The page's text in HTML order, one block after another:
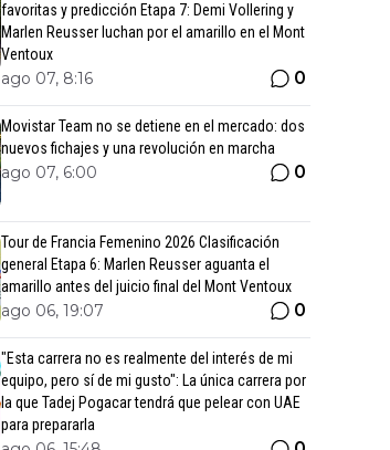
favoritas y predicción Etapa 7: Demi Vollering y
Marlen Reusser luchan por el amarillo en el Mont
Ventoux
ago 07, 8:16 0
Movistar Team no se detiene en el mercado: dos
nuevos fichajes y una revolución en marcha
ago 07, 6:00 0
Tour de Francia Femenino 2026 Clasificación
general Etapa 6: Marlen Reusser aguanta el
amarillo antes del juicio final del Mont Ventoux
ago 06, 19:07 0
"Esta carrera no es realmente del interés de mi
equipo, pero sí de mi gusto": La única carrera por
la que Tadej Pogacar tendrá que pelear con UAE
para prepararla